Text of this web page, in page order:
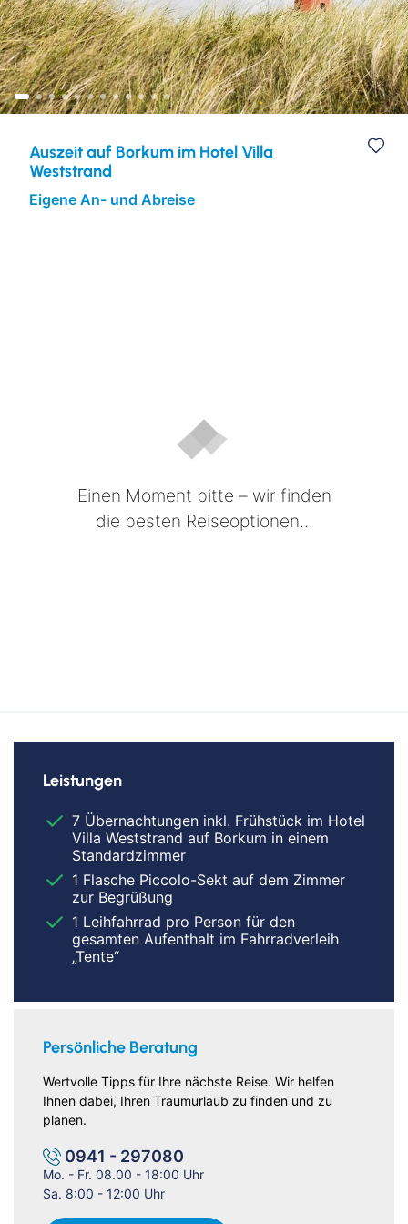
Eventreisen
Europa
Auszeit auf Borkum im Hotel Villa
Weststrand
Eigene An- und Abreise
Einen Moment bitte – wir finden
die besten Reiseoptionen...
Leistungen
7 Übernachtungen inkl. Frühstück im Hotel
Villa Weststrand auf Borkum in einem
Standardzimmer
1 Flasche Piccolo-Sekt auf dem Zimmer
zur Begrüßung
1 Leihfahrrad pro Person für den
gesamten Aufenthalt im Fahrradverleih
„Tente“
Persönliche Beratung
Wertvolle Tipps für Ihre nächste Reise. Wir helfen
Ihnen dabei, Ihren Traumurlaub zu finden und zu
planen.
0941 - 297080
Mo. - Fr. 08.00 - 18:00 Uhr
Sa. 8:00 - 12:00 Uhr